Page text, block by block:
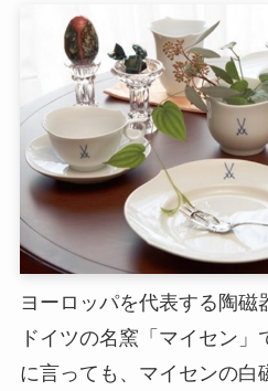
ヨーロッパを代表する陶磁
ドイツの名窯「マイセン」
に言っても、マイセンの白